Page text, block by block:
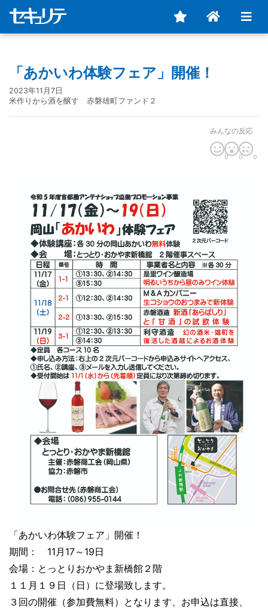
「あかいわ体験フェア」開催！
2023年11月7日
米作りから酒を醸す 赤磐雄町ファンド２
みんなの反応
0 0 0
「あかいわ体験フェア」開催！
期間： 11月17～19日
会場：とっとりおかやま新橋館２階
１１月１９日（日）に登場致します。
３回の開催（参加費無料）となります、お申込は直接、